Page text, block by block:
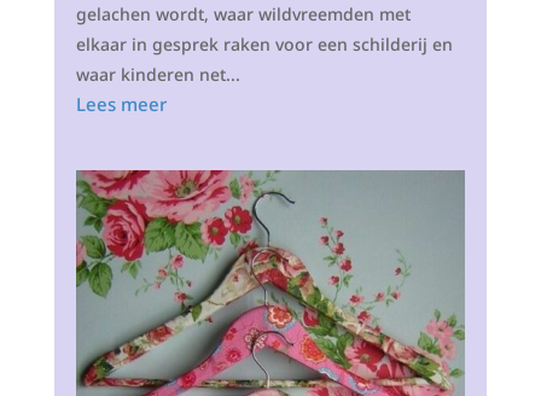
gelachen wordt, waar wildvreemden met
elkaar in gesprek raken voor een schilderij en
waar kinderen net...
Lees meer